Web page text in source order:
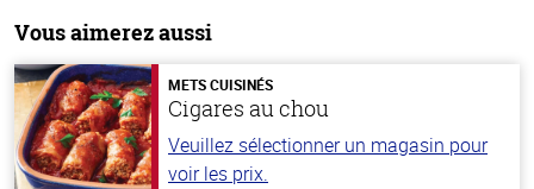
Vous aimerez aussi
METS CUISINÉS
Cigares au chou
Veuillez sélectionner un magasin pour
voir les prix.